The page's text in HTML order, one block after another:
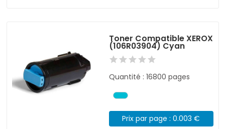
Toner Compatible XEROX
(106R03904) Cyan
Quantité : 16800 pages
Prix par page : 0.003 €